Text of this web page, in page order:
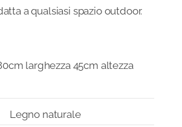
a qualsiasi spazio outdoor.
larghezza 45cm altezza
Legno naturale